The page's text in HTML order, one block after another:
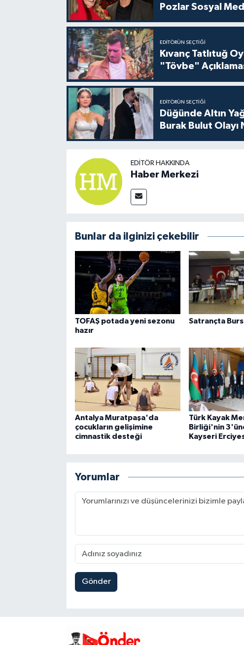
Pozlar Sosyal
EDITÖRÜN SEÇTIĞI
Kıvanç Tatlıtuğ
"Tövbe"
EDITÖRÜN SEÇTIĞI
Düğünde Altın
Burak Bulut Olayı
EDITÖR HAKKINDA
Haber Merkezi
Bunlar da ilginizi çekebilir
TOFAŞ potada yeni sezonu
hazır
Satrançta
Antalya Muratpaşa'da
çocukların gelişimine
cimnastik desteği
Türk Kayak
Birliği'nin
Kayseri
Yorumlar
Gönder